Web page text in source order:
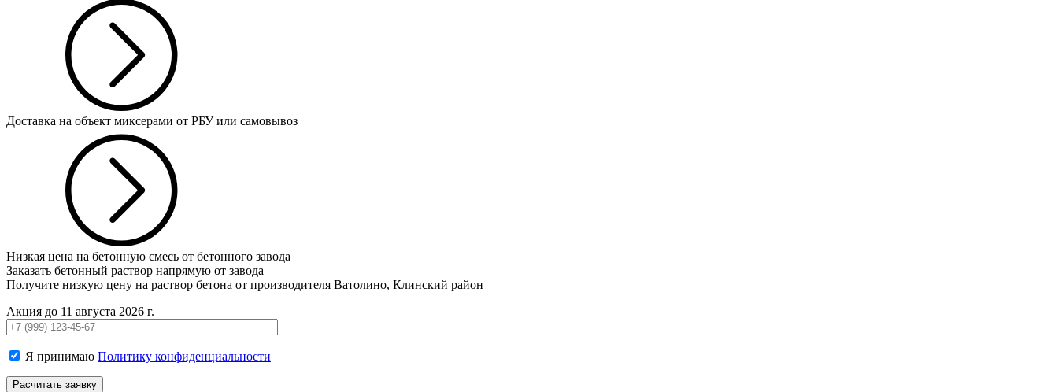
Доставка на объект миксерами от РБУ или самовывоз
Низкая цена на бетонную смесь от бетонного завода
Заказать бетонный раствор напрямую от завода
Получите низкую цену на раствор бетона от производителя Ватолино, Клинский район
Акция до 11 августа 2026 г.
Я принимаю Политику конфиденциальности